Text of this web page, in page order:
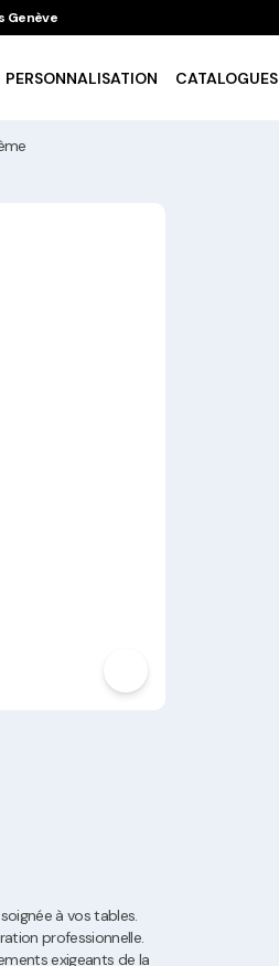
Genève
PERSONNALISATION CATALOGUES
à vos tables.
professionnelle.
exigeants de la